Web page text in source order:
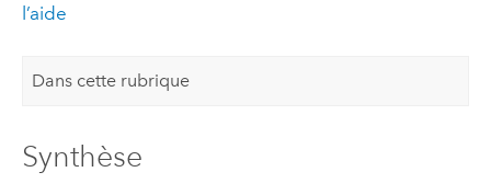
l’aide
Dans cette rubrique
Synthèse